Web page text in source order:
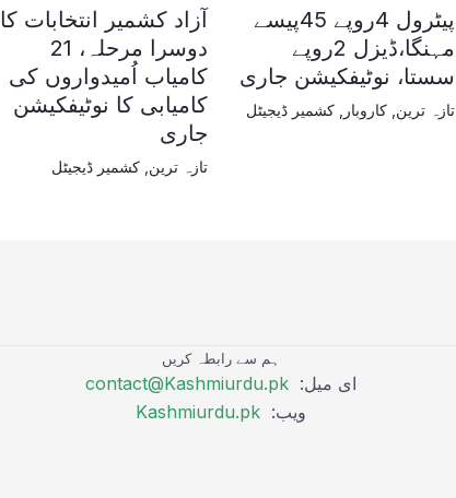
پیٹرول 4روپے 45پیسے
مہنگا،ڈیزل 2روپے
سستا، نوٹیفکیشن جاری
تازہ ترین ,کاروبار ,کشمیر ڈیجیٹل
آزاد کشمیر انتخابات کا
دوسرا مرحلہ، 21
کامیاب اُمیدواروں کی
کامیابی کا نوٹیفکیشن
جاری
تازہ ترین ,کشمیر ڈیجیٹل
ہم سے رابطہ کریں
ای میل: contact@Kashmiurdu.pk
ویب: Kashmiurdu.pk